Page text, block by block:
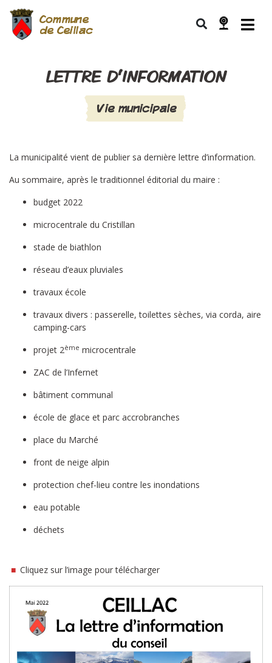
Commune
de Ceillac
LETTRE D’INFORMATION
Vie municipale
La municipalité vient de publier sa dernière lettre d’information.
Au sommaire, après le traditionnel éditorial du maire :
budget 2022
microcentrale du Cristillan
stade de biathlon
réseau d’eaux pluviales
travaux école
travaux divers : passerelle, toilettes sèches, via corda, aire
camping-cars
projet 2ème microcentrale
ZAC de l’Infernet
bâtiment communal
école de glace et parc accrobranches
place du Marché
front de neige alpin
protection chef-lieu contre les inondations
eau potable
déchets
■ Cliquez sur l’image pour télécharger